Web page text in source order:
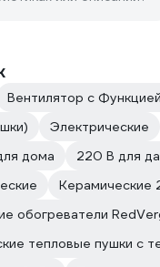
Вентилятор с
Электрические
дома 220 В для
Керамические
обогреватели
тепловые пушки с